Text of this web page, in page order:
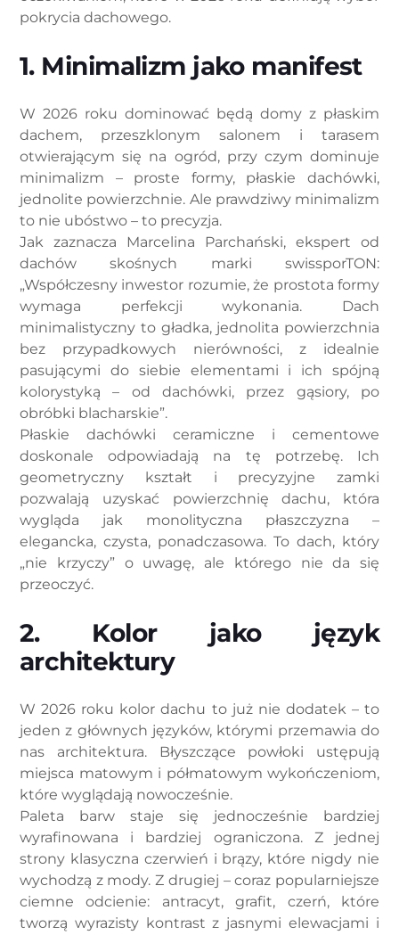
pokrycia dachowego.
1. Minimalizm jako manifest
W 2026 roku dominować będą domy z płaskim
dachem, przeszklonym salonem i tarasem
otwierającym się na ogród, przy czym dominuje
minimalizm – proste formy, płaskie dachówki,
jednolite powierzchnie. Ale prawdziwy minimalizm
to nie ubóstwo – to precyzja.
Jak zaznacza Marcelina Parchański, ekspert od
dachów skośnych marki swissporTON:
„Współczesny inwestor rozumie, że prostota formy
wymaga perfekcji wykonania. Dach
minimalistyczny to gładka, jednolita powierzchnia
bez przypadkowych nierówności, z idealnie
pasującymi do siebie elementami i ich spójną
kolorystyką – od dachówki, przez gąsiory, po
obróbki blacharskie”.
Płaskie dachówki ceramiczne i cementowe
doskonale odpowiadają na tę potrzebę. Ich
geometryczny kształt i precyzyjne zamki
pozwalają uzyskać powierzchnię dachu, która
wygląda jak monolityczna płaszczyzna –
elegancka, czysta, ponadczasowa. To dach, który
„nie krzyczy” o uwagę, ale którego nie da się
przeoczyć.
2. Kolor jako język
architektury
W 2026 roku kolor dachu to już nie dodatek – to
jeden z głównych języków, którymi przemawia do
nas architektura. Błyszczące powłoki ustępują
miejsca matowym i półmatowym wykończeniom,
które wyglądają nowocześnie.
Paleta barw staje się jednocześnie bardziej
wyrafinowana i bardziej ograniczona. Z jednej
strony klasyczna czerwień i brązy, które nigdy nie
wychodzą z mody. Z drugiej – coraz popularniejsze
ciemne odcienie: antracyt, grafit, czerń, które
tworzą wyrazisty kontrast z jasnymi elewacjami i